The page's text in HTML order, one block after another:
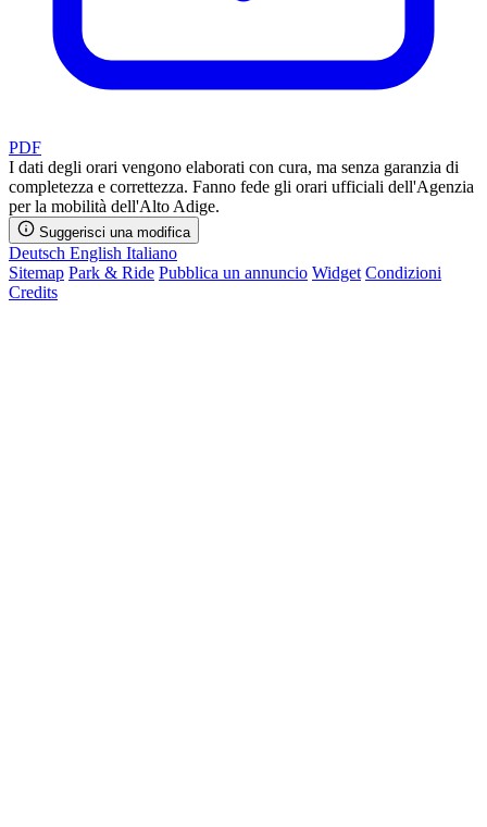
PDF
I dati degli orari vengono elaborati con cura, ma senza garanzia di
completezza e correttezza. Fanno fede gli orari ufficiali dell'Agenzia
per la mobilità dell'Alto Adige.
Suggerisci una modifica
Deutsch English Italiano
Sitemap Park & Ride Pubblica un annuncio Widget Condizioni
Credits